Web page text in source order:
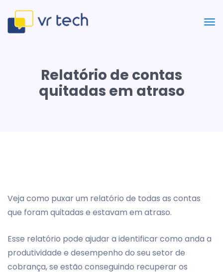
Relatório de contas
quitadas em atraso
Veja como puxar um relatório de todas as contas
que foram quitadas e estavam em atraso.
Esse relatório pode ajudar a identificar como anda a
produtividade e desempenho do seu setor de
cobrança, se estão conseguindo recuperar os